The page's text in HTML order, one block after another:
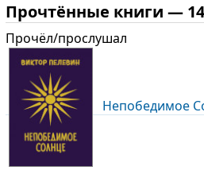
Прочтённые книги —
Прочёл/прослушал
Непобедимое